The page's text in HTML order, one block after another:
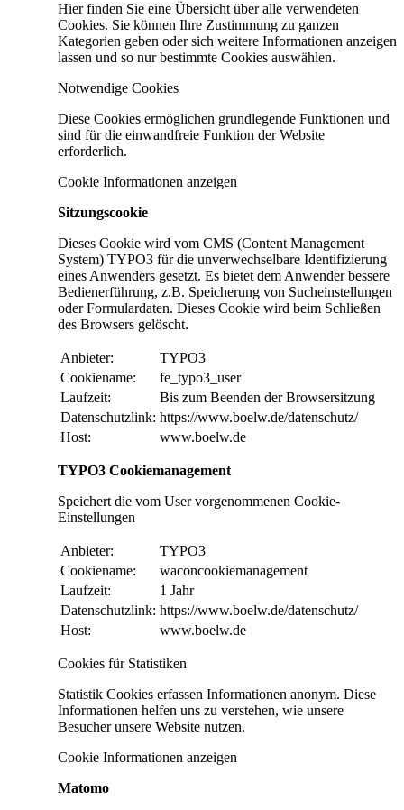
Hier finden Sie eine Übersicht über alle verwendeten
Cookies. Sie können Ihre Zustimmung zu ganzen
Kategorien geben oder sich weitere Informationen anzeigen
lassen und so nur bestimmte Cookies auswählen.
Notwendige Cookies
Diese Cookies ermöglichen grundlegende Funktionen und
sind für die einwandfreie Funktion der Website
erforderlich.
Cookie Informationen anzeigen
Sitzungscookie
Dieses Cookie wird vom CMS (Content Management
System) TYPO3 für die unverwechselbare Identifizierung
eines Anwenders gesetzt. Es bietet dem Anwender bessere
Bedienerführung, z.B. Speicherung von Sucheinstellungen
oder Formulardaten. Dieses Cookie wird beim Schließen
des Browsers gelöscht.
Anbieter:
TYPO3
Cookiename:
fe_typo3_user
Laufzeit:
Bis zum Beenden der Browsersitzung
Datenschutzlink: https://www.boelw.de/datenschutz/
Host:
www.boelw.de
TYPO3 Cookiemanagement
Speichert die vom User vorgenommenen Cookie-
Einstellungen
Anbieter:
TYPO3
Cookiename:
waconcookiemanagement
Laufzeit:
1 Jahr
Datenschutzlink: https://www.boelw.de/datenschutz/
Host:
www.boelw.de
Cookies für Statistiken
Statistik Cookies erfassen Informationen anonym. Diese
Informationen helfen uns zu verstehen, wie unsere
Besucher unsere Website nutzen.
Cookie Informationen anzeigen
Matomo